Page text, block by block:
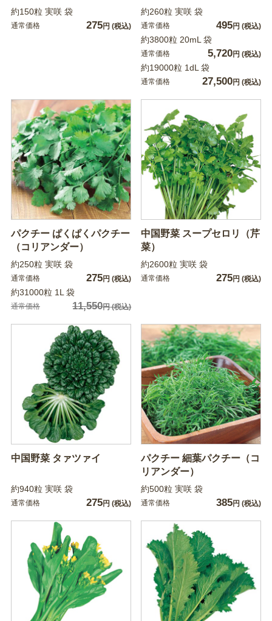
約150粒 実咲 袋
通常価格 275円 (税込)
約260粒 実咲 袋
通常価格 495円 (税込)
約3800粒 20mL 袋
通常価格 5,720円 (税込)
約19000粒 1dL 袋
通常価格 27,500円 (税込)
パクチー ぱくぱくパクチー
（コリアンダー）
約250粒 実咲 袋
通常価格 275円 (税込)
約31000粒 1L 袋
通常価格 11,550円(税込)
中国野菜 スープセロリ（芹
菜）
約2600粒 実咲 袋
通常価格 275円 (税込)
中国野菜 タァツァイ
約940粒 実咲 袋
通常価格 275円 (税込)
パクチー 細葉パクチー（コ
リアンダー）
約500粒 実咲 袋
通常価格 385円 (税込)